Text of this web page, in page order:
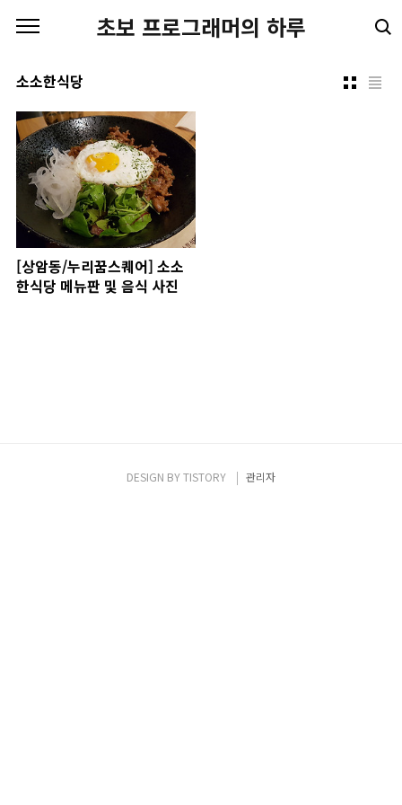
초보 프로그래머의 하루
소소한식당
[상암동/누리꿈스퀘어] 소소
한식당 메뉴판 및 음식 사진
DESIGN BYTISTORY 관리자